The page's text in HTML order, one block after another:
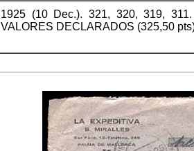
1925 (10 Dec.). 321, 320, 319,
VALORES DECLARADOS (325,50